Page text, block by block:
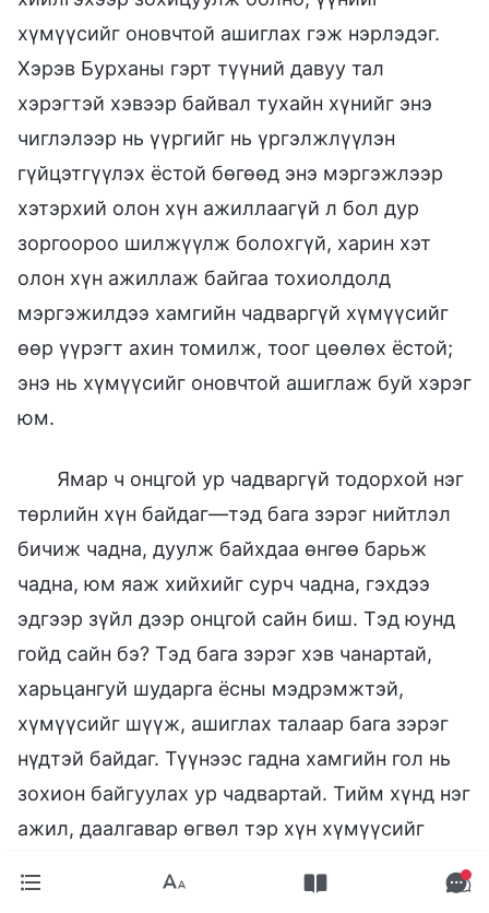
хүмүүсийг оновчтой ашиглах гэж нэрлэдэг.
Хэрэв Бурханы гэрт түүний давуу тал
хэрэгтэй хэвээр байвал тухайн хүнийг энэ
чиглэлээр нь үүргийг нь үргэлжлүүлэн
гүйцэтгүүлэх ёстой бөгөөд энэ мэргэжлээр
хэтэрхий олон хүн ажиллаагүй л бол дур
зоргоороо шилжүүлж болохгүй, харин хэт
олон хүн ажиллаж байгаа тохиолдолд
мэргэжилдээ хамгийн чадваргүй хүмүүсийг
өөр үүрэгт ахин томилж, тоог цөөлөх ёстой;
энэ нь хүмүүсийг оновчтой ашиглаж буй хэрэг
юм.
Ямар ч онцгой ур чадваргүй тодорхой нэг
төрлийн хүн байдаг—тэд бага зэрэг нийтлэл
бичиж чадна, дуулж байхдаа өнгөө барьж
чадна, юм яаж хийхийг сурч чадна, гэхдээ
эдгээр зүйл дээр онцгой сайн биш. Тэд юунд
гойд сайн бэ? Тэд бага зэрэг хэв чанартай,
харьцангуй шударга ёсны мэдрэмжтэй,
хүмүүсийг шүүж, ашиглах талаар бага зэрэг
нүдтэй байдаг. Түүнээс гадна хамгийн гол нь
зохион байгуулах ур чадвартай. Тийм хүнд нэг
ажил, даалгавар өгвөл тэр хүн хүмүүсийг
зэрэгцээ ажлын чадамжтай; өөрөөр хэлбэл,